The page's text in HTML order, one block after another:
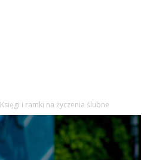
Księgi i ramki na życzenia ślubne